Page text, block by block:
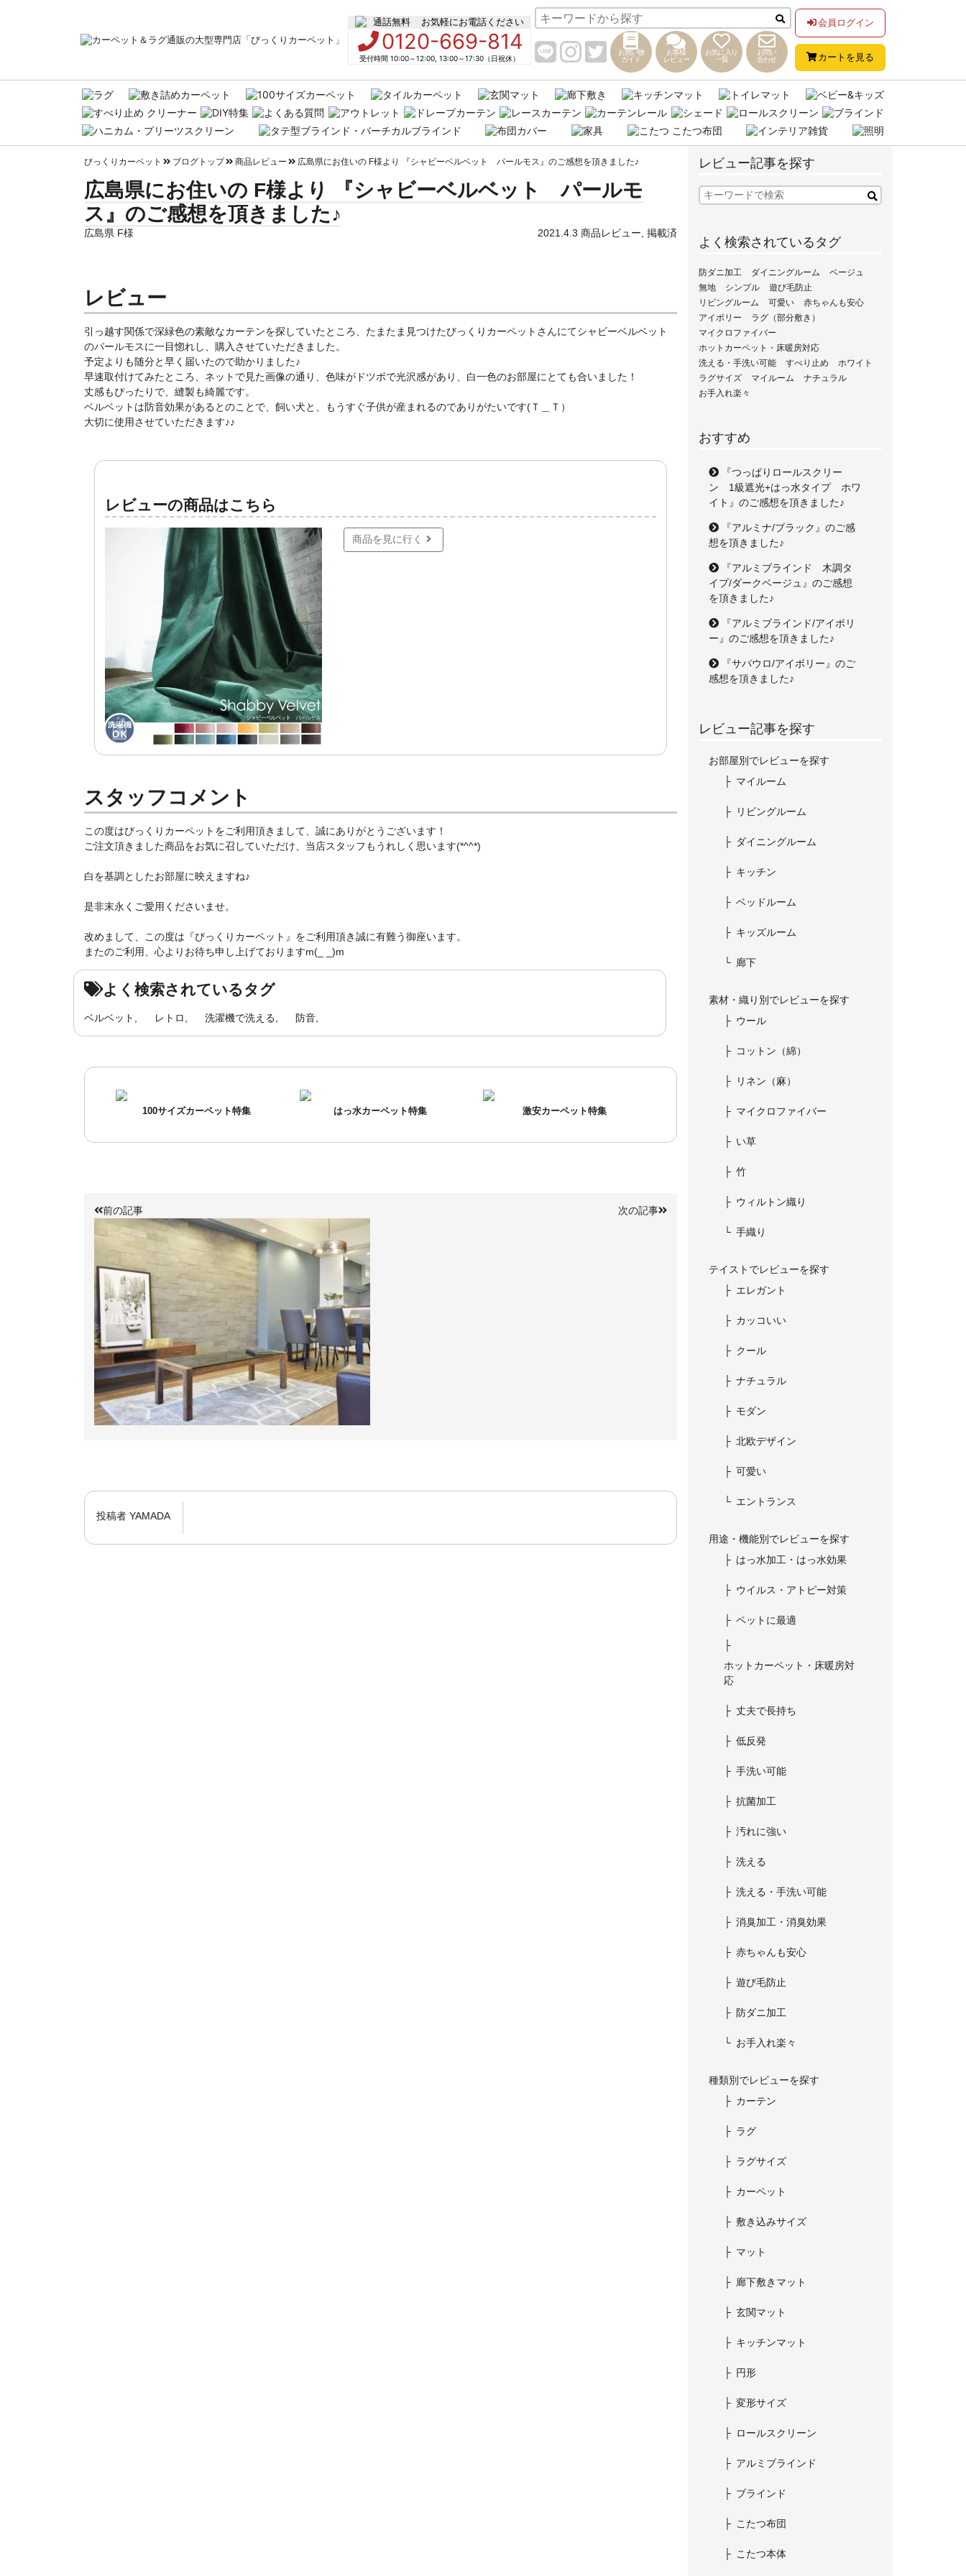
お気軽にお電話ください
0120-669-814
受付時間 10:00～12:00, 13:00～17:30（日祝休）
お買い物
ガイド
お客様
レビュー
お気に入り
一覧
お問い
合わせ
会員ログイン
カートを見る
びっくりカーペット ブログトップ 商品レビュー 広島県にお住いの F様より 『シャビーベルベット パールモス』のご感想を頂きました♪
広島県にお住いの F様より 『シャビーベルベット パールモ
ス』のご感想を頂きました♪
広島県 F様 2021.4.3 商品レビュー 掲載済
レビュー
引っ越す関係で深緑色の素敵なカーテンを探していたところ、たまたま見つけたびっくりカーペットさんにてシャビーベルベット
のパールモスに一目惚れし、購入させていただきました。
予定よりも随分と早く届いたので助かりました♪
早速取付けてみたところ、ネットで見た画像の通り、色味がドツボで光沢感があり、白一色のお部屋にとても合いました！
丈感もぴったりで、縫製も綺麗です。
ベルベットは防音効果があるとのことで、飼い犬と、もうすぐ子供が産まれるのでありがたいです(Ｔ＿Ｔ）
大切に使用させていただきます♪♪
レビューの商品はこちら
商品を見に行く
スタッフコメント
この度はびっくりカーペットをご利用頂きまして、誠にありがとうございます！
ご注文頂きました商品をお気に召していただけ、当店スタッフもうれしく思います(*^^*)
白を基調としたお部屋に映えますね♪
是非末永くご愛用くださいませ。
改めまして、この度は『びっくりカーペット』をご利用頂き誠に有難う御座います。
またのご利用、心よりお待ち申し上げておりますm(_ _)m
よく検索されているタグ
ベルベット レトロ 洗濯機で洗える 防音
100サイズカーペット特集 はっ水カーペット特集 激安カーペット特集
前の記事 次の記事
投稿者 YAMADA
レビュー記事を探す
よく検索されているタグ
防ダニ加工 ダイニングルーム
ベージュ
無地
シンプル
遊び毛防止
リビングルーム
可愛い
赤ちゃんも安心
アイボリー
ラグ（部分敷き）
マイクロファイバー
ホットカーペット・床暖房対応
洗える・手洗い可能
すべり止め
ホワイト
ラグサイズ
マイルーム
ナチュラル
お手入れ楽々
おすすめ
『つっぱりロールスクリー
ン 1級遮光+はっ水タイプ ホワ
イト』のご感想を頂きました♪
『アルミナ/ブラック』のご感
想を頂きました♪
『アルミブラインド 木調タ
イプ/ダークベージュ』のご感想
を頂きました♪
『アルミブラインド/アイボリ
ー』のご感想を頂きました♪
『サパウロ/アイボリー』のご
感想を頂きました♪
レビュー記事を探す
お部屋別でレビューを探す
マイルーム
リビングルーム
ダイニングルーム
キッチン
ベッドルーム
キッズルーム
廊下
素材・織り別でレビューを探す
ウール
コットン（綿）
リネン（麻）
マイクロファイバー
い草
竹
ウィルトン織り
手織り
テイストでレビューを探す
エレガント
カッコいい
クール
ナチュラル
モダン
北欧デザイン
可愛い
エントランス
用途・機能別でレビューを探す
はっ水加工・はっ水効果
ウイルス・アトピー対策
ペットに最適
ホットカーペット・床暖房対
応
丈夫で長持ち
低反発
手洗い可能
抗菌加工
汚れに強い
洗える
洗える・手洗い可能
消臭加工・消臭効果
赤ちゃんも安心
遊び毛防止
防ダニ加工
お手入れ楽々
種類別でレビューを探す
カーテン
ラグ
ラグサイズ
カーペット
敷き込みサイズ
マット
廊下敷きマット
玄関マット
キッチンマット
円形
変形サイズ
ロールスクリーン
アルミブラインド
ブラインド
こたつ布団
こたつ本体